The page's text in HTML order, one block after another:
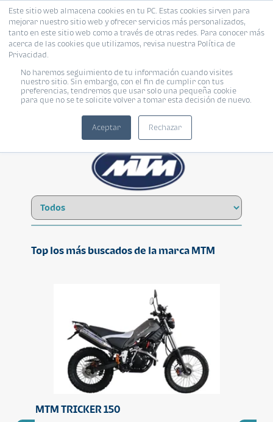
Este sitio web almacena cookies en tu PC. Estas cookies sirven para
mejorar nuestro sitio web y ofrecer servicios más personalizados,
tanto en este sitio web como a través de otras redes. Para conocer más
acerca de las cookies que utilizamos, revisa nuestra Política de
Privacidad.
No haremos seguimiento de tu información cuando visites
nuestro sitio. Sin embargo, con el fin de cumplir con tus
preferencias, tendremos que usar solo una pequeña cookie
para que no se te solicite volver a tomar esta decisión de nuevo.
Aceptar Rechazar
MTM
Top los más buscados de la marca MTM
MTM TRICKER 150